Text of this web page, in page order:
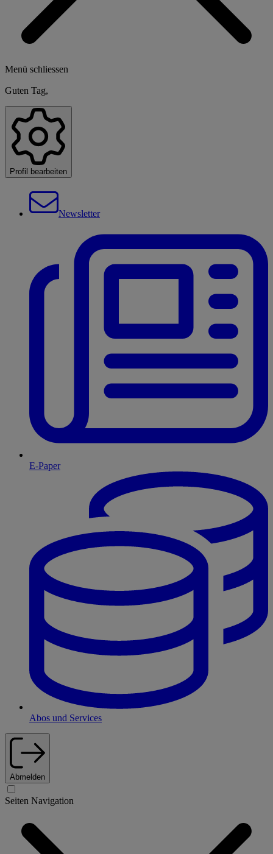
Menü schliessen
Guten Tag,
Profil bearbeiten
Newsletter
E-Paper
Abos und Services
Abmelden
Seiten Navigation